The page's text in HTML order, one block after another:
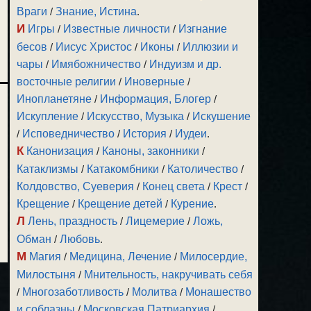
Враги /Знание, Истина.
И Игры / Известные личности / Изгнание
бесов / Иисус Христос / Иконы / Иллюзии и
чары / Имябожничество / Индуизм и др.
восточные религии / Иноверные /
Инопланетяне / Информация, Блогер /
Искупление / Искусство, Музыка / Искушение
/ Исповедничество / История / Иудеи.
К Канонизация / Каноны, законники /
Катаклизмы / Катакомбники / Католичество /
Колдовство, Суеверия / Конец света / Крест /
Крещение / Крещение детей / Курение.
Л Лень, праздность /Лицемерие /Ложь,
Обман /Любовь.
М Магия / Медицина, Лечение / Милосердие,
Милостыня / Мнительность, накручивать себя
/ Многозаботливость / Молитва / Монашество